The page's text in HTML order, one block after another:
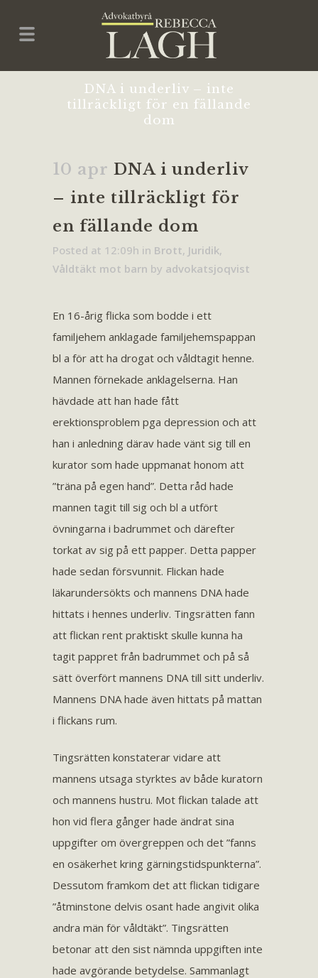
DNA i underliv – inte
tillräckligt för en fällande
dom
10 apr DNA i underliv
– inte tillräckligt för
en fällande dom
Posted at 12:09h in Brott, Juridik,
Våldtäkt mot barn by advokatsjoqvist
En 16-årig flicka som bodde i ett
familjehem anklagade familjehemspappan
bl a för att ha drogat och våldtagit henne.
Mannen förnekade anklagelserna. Han
hävdade att han hade fått
erektionsproblem pga depression och att
han i anledning därav hade vänt sig till en
kurator som hade uppmanat honom att
”träna på egen hand”. Detta råd hade
mannen tagit till sig och bl a utfört
övningarna i badrummet och därefter
torkat av sig på ett papper. Detta papper
hade sedan försvunnit. Flickan hade
läkarundersökts och mannens DNA hade
hittats i hennes underliv. Tingsrätten fann
att flickan rent praktiskt skulle kunna ha
tagit pappret från badrummet och på så
sätt överfört mannens DNA till sitt underliv.
Mannens DNA hade även hittats på mattan
i flickans rum.
Tingsrätten konstaterar vidare att
mannens utsaga styrktes av både kuratorn
och mannens hustru. Mot flickan talade att
hon vid flera gånger hade ändrat sina
uppgifter om övergreppen och det ”fanns
en osäkerhet kring gärningstidspunkterna”.
Dessutom framkom det att flickan tidigare
”åtminstone delvis osant hade angivit olika
andra män för våldtäkt”. Tingsrätten
betonar att den sist nämnda uppgiften inte
hade avgörande betydelse. Sammanlagt